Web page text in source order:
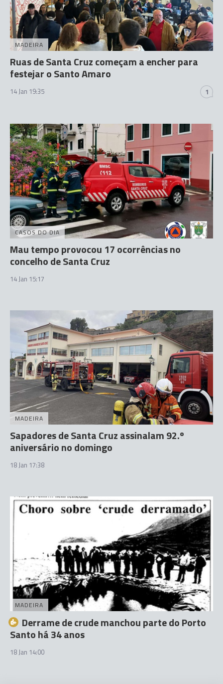
MADEIRA
Ruas de Santa Cruz começam a encher para
festejar o Santo Amaro
14 Jan 19:35 1
CASOS DO DIA
Mau tempo provocou 17 ocorrências no
concelho de Santa Cruz
14 Jan 15:17
MADEIRA
Sapadores de Santa Cruz assinalam 92.º
aniversário no domingo
18 Jan 17:38
MADEIRA
Derrame de crude manchou parte do Porto
Santo há 34 anos
18 Jan 14:00